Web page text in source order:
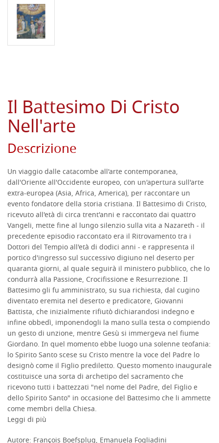
Il Battesimo Di Cristo
Nell'arte
Descrizione
Un viaggio dalle catacombe all'arte contemporanea,
dall'Oriente all'Occidente europeo, con un'apertura sull'arte
extra-europea (Asia, Africa, America), per raccontare un
evento fondatore della storia cristiana. Il Battesimo di Cristo,
ricevuto all'età di circa trent'anni e raccontato dai quattro
Vangeli, mette fine al lungo silenzio sulla vita a Nazareth - il
precedente episodio raccontato era il Ritrovamento tra i
Dottori del Tempio all'età di dodici anni - e rappresenta il
portico d'ingresso sul successivo digiuno nel deserto per
quaranta giorni, al quale seguirà il ministero pubblico, che lo
condurrà alla Passione, Crocifissione e Resurrezione. Il
Battesimo gli fu amministrato, su sua richiesta, dal cugino
diventato eremita nel deserto e predicatore, Giovanni
Battista, che inizialmente rifiutò dichiarandosi indegno e
infine obbedì, imponendogli la mano sulla testa o compiendo
un gesto di unzione, mentre Gesù si immergeva nel fiume
Giordano. In quel momento ebbe luogo una solenne teofania:
lo Spirito Santo scese su Cristo mentre la voce del Padre lo
designò come il Figlio prediletto. Questo momento inaugurale
costituisce una sorta di archetipo del sacramento che
ricevono tutti i battezzati "nel nome del Padre, del Figlio e
dello Spirito Santo" in occasione del Battesimo che li ammette
come membri della Chiesa.
Leggi di più